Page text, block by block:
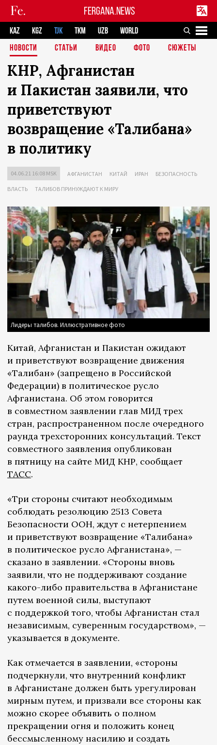
FERGANA.NEWS
KAZ KGZ TJK TKM UZB
WORLD
НОВОСТИ
СТАТЬИ ВИДЕО ФОТО СЮЖЕТЫ
КНР, Афганистан
и Пакистан заявили, что
приветствуют
возвращение «Талибана»
в политику
04.06.21 16:08 MSK АФГАНИСТАН КИТАЙ ИРАН БЕЗОПАСНОСТЬ
ВЛАСТЬ ТАЛИБОВ ПРИНУЖДАЮТ К МИРУ
Лидеры талибов. Иллюстративное фото
Китай, Афганистан и Пакистан ожидают
и приветствуют возвращение движения
«Талибан» (запрещено в Российской
Федерации) в политическое русло
Афганистана. Об этом говорится
в совместном заявлении глав МИД трех
стран, распространенном после очередного
раунда трехсторонних консультаций. Текст
совместного заявления опубликован
в пятницу на сайте МИД КНР, сообщает
ТАСС.
«Три стороны считают необходимым
соблюдать резолюцию 2513 Совета
Безопасности ООН, ждут с нетерпением
и приветствуют возвращение «Талибана»
в политическое русло Афганистана», —
сказано в заявлении. «Стороны вновь
заявили, что не поддерживают создание
какого-либо правительства в Афганистане
путем военной силы, выступают
с поддержкой того, чтобы Афганистан стал
независимым, суверенным государством», —
указывается в документе.
Как отмечается в заявлении, «стороны
подчеркнули, что внутренний конфликт
в Афганистане должен быть урегулирован
мирным путем, и призвали все стороны как
можно скорее объявить о полном
прекращении огня и положить конец
бессмысленному насилию и создать